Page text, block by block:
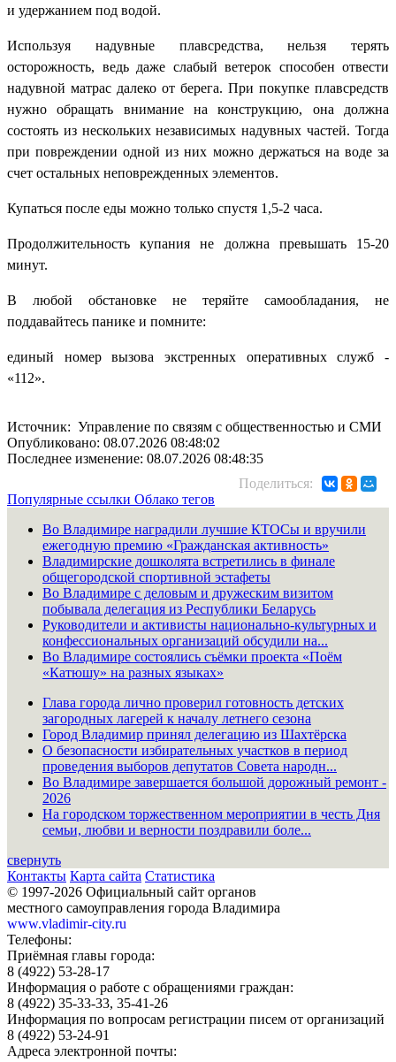
и удержанием под водой.
Используя надувные плавсредства, нельзя терять
осторожность, ведь даже слабый ветерок способен отвести
надувной матрас далеко от берега. При покупке плавсредств
нужно обращать внимание на конструкцию, она должна
состоять из нескольких независимых надувных частей. Тогда
при повреждении одной из них можно держаться на воде за
счет остальных неповрежденных элементов.
Купаться после еды можно только спустя 1,5-2 часа.
Продолжительность купания не должна превышать 15-20
минут.
В любой обстановке не теряйте самообладания, не
поддавайтесь панике и помните:
единый номер вызова экстренных оперативных служб -
«112».
Источник: Управление по связям с общественностью и СМИ
Опубликовано: 08.07.2026 08:48:02
Последнее изменение: 08.07.2026 08:48:35
Поделиться:
Популярные ссылки Облако тегов
Во Владимире наградили лучшие КТОСы и вручили
ежегодную премию «Гражданская активность»
Владимирские дошколята встретились в финале
общегородской спортивной эстафеты
Во Владимире с деловым и дружеским визитом
побывала делегация из Республики Беларусь
Руководители и активисты национально-культурных и
конфессиональных организаций обсудили на...
Во Владимире состоялись съёмки проекта «Поём
«Катюшу» на разных языках»
Глава города лично проверил готовность детских
загородных лагерей к началу летнего сезона
Город Владимир принял делегацию из Шахтёрска
О безопасности избирательных участков в период
проведения выборов депутатов Совета народн...
Во Владимире завершается большой дорожный ремонт -
2026
На городском торжественном мероприятии в честь Дня
семьи, любви и верности поздравили боле...
свернуть
Контакты Карта сайта Статистика
© 1997-2026 Официальный сайт органов
местного самоуправления города Владимира
www.vladimir-city.ru
Телефоны:
Приёмная главы города:
8 (4922) 53-28-17
Информация о работе с обращениями граждан:
8 (4922) 35-33-33, 35-41-26
Информация по вопросам регистрации писем от организаций
8 (4922) 53-24-91
Адреса электронной почты: